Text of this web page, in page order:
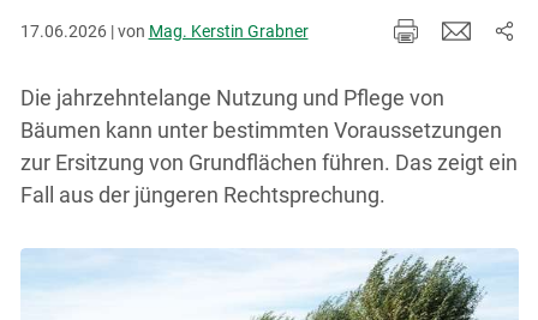
17.06.2026 | von Mag. Kerstin Grabner
Die jahrzehntelange Nutzung und Pflege von
Bäumen kann unter bestimmten Voraussetzungen
zur Ersitzung von Grundflächen führen. Das zeigt ein
Fall aus der jüngeren Rechtsprechung.